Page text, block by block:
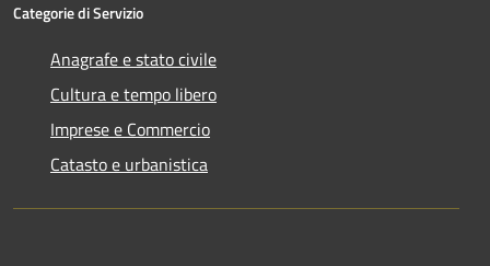
Categorie di Servizio
Anagrafe e stato civile
Cultura e tempo libero
Imprese e Commercio
Catasto e urbanistica